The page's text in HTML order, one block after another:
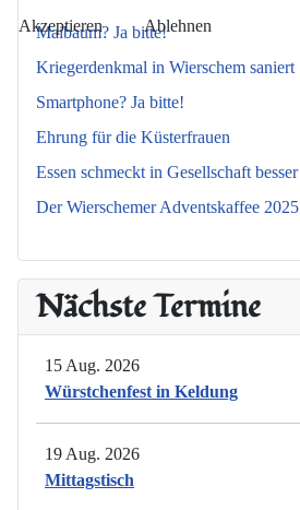
Maibaum? Ja bitte!
Kriegerdenkmal in Wierschem saniert
Smartphone? Ja bitte!
Ehrung für die Küsterfrauen
Essen schmeckt in Gesellschaft besser
Der Wierschemer Adventskaffee 2025
Nächste Termine
15 Aug. 2026
Würstchenfest in Keldung
19 Aug. 2026
Mittagstisch
Akzeptieren Ablehnen